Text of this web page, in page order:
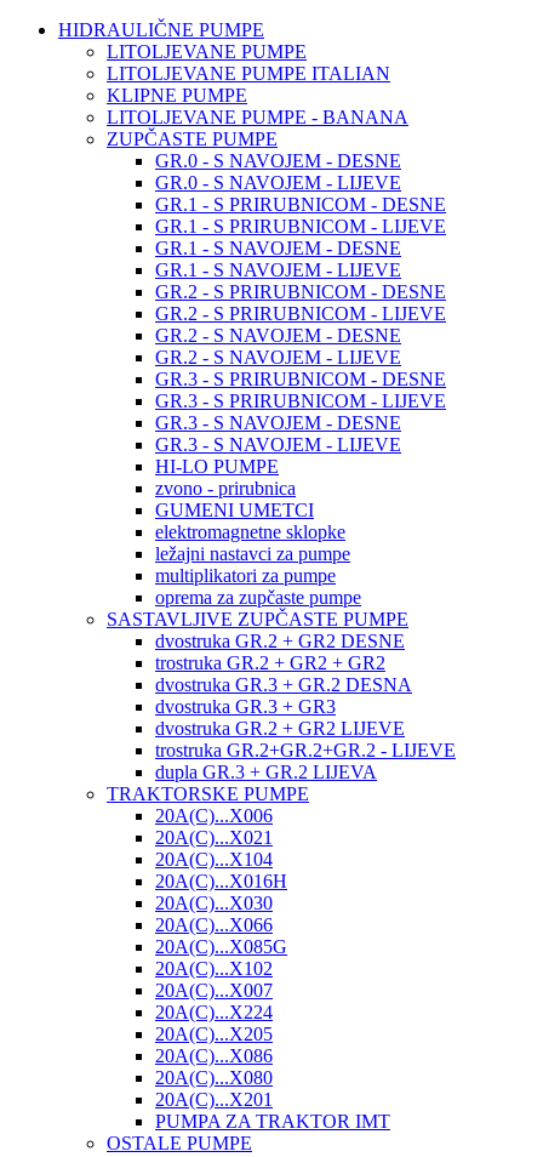
HIDRAULIČNE PUMPE
LITOLJEVANE PUMPE
LITOLJEVANE PUMPE ITALIAN
KLIPNE PUMPE
LITOLJEVANE PUMPE - BANANA
ZUPČASTE PUMPE
GR.0 - S NAVOJEM - DESNE
GR.0 - S NAVOJEM - LIJEVE
GR.1 - S PRIRUBNICOM - DESNE
GR.1 - S PRIRUBNICOM - LIJEVE
GR.1 - S NAVOJEM - DESNE
GR.1 - S NAVOJEM - LIJEVE
GR.2 - S PRIRUBNICOM - DESNE
GR.2 - S PRIRUBNICOM - LIJEVE
GR.2 - S NAVOJEM - DESNE
GR.2 - S NAVOJEM - LIJEVE
GR.3 - S PRIRUBNICOM - DESNE
GR.3 - S PRIRUBNICOM - LIJEVE
GR.3 - S NAVOJEM - DESNE
GR.3 - S NAVOJEM - LIJEVE
HI-LO PUMPE
zvono - prirubnica
GUMENI UMETCI
elektromagnetne sklopke
ležajni nastavci za pumpe
multiplikatori za pumpe
oprema za zupčaste pumpe
SASTAVLJIVE ZUPČASTE PUMPE
dvostruka GR.2 + GR2 DESNE
trostruka GR.2 + GR2 + GR2
dvostruka GR.3 + GR.2 DESNA
dvostruka GR.3 + GR3
dvostruka GR.2 + GR2 LIJEVE
trostruka GR.2+GR.2+GR.2 - LIJEVE
dupla GR.3 + GR.2 LIJEVA
TRAKTORSKE PUMPE
20A(C)...X006
20A(C)...X021
20A(C)...X104
20A(C)...X016H
20A(C)...X030
20A(C)...X066
20A(C)...X085G
20A(C)...X102
20A(C)...X007
20A(C)...X224
20A(C)...X205
20A(C)...X086
20A(C)...X080
20A(C)...X201
PUMPA ZA TRAKTOR IMT
OSTALE PUMPE